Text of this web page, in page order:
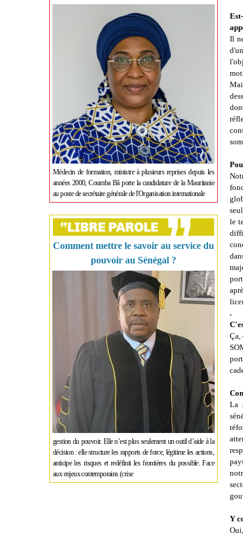
Médecin de formation, ministre à plusieurs reprises depuis les
années 2000, Coumba Bâ porte la candidature de la Mauritanie
au poste de secrétaire générale de l'Organisation internationale
Comment mettre le savoir au service du
pouvoir au Sénégal ?
gestion du pouvoir. Elle n’est plus seulement un outil d’aide à la
décision : elle structure les rapports de force, légitime les actions,
anticipe les risques et redéfinit les frontières du possible. Face
aux enjeux contemporains (crise
Il
le
.
Ça,
La
Y